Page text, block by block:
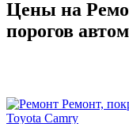
Цены на
порогов